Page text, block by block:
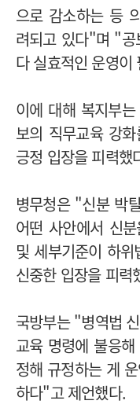
으로 감소하는 등
려되고 있다"며 "
다 실효적인 운영
이에 대해 복지부
보의 직무교육 강
긍정 입장을 피력했
병무청은 "신분 박
어떤 사안에서 신
및 세부기준이 하
신중한 입장을 피력
국방부는 "병역법
교육 명령에 불응
정해 규정하는 게
하다"고 제언했다.